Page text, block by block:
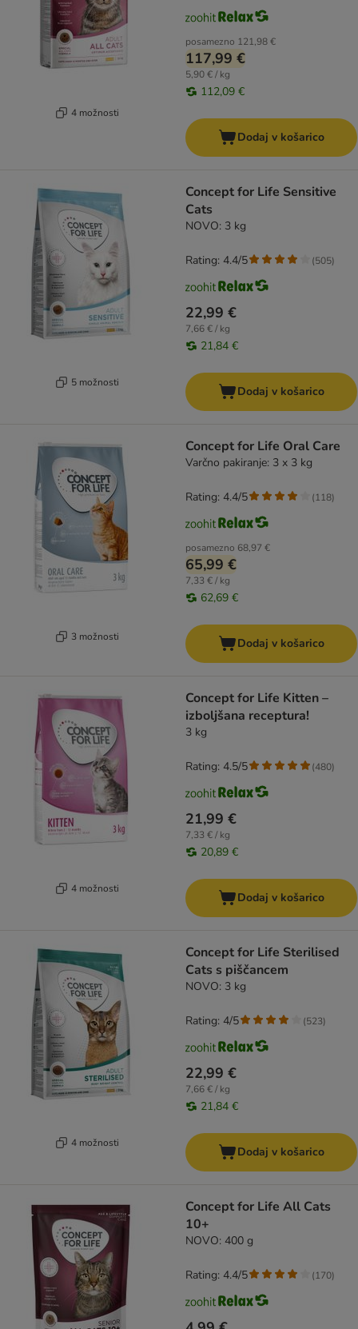
4 možnosti
posamezno 121,98 €
117,99 €
5,90 € / kg
112,09 €
Dodaj v košarico
5 možnosti
Concept for Life Sensitive
Cats
NOVO: 3 kg
22,99 €
7,66 € / kg
21,84 €
Rating: 4.4/5 (505)
Dodaj v košarico
3 možnosti
Concept for Life Oral Care
Varčno pakiranje: 3 x 3 kg
posamezno 68,97 €
65,99 €
7,33 € / kg
62,69 €
Rating: 4.4/5 (118)
Dodaj v košarico
4 možnosti
Concept for Life Kitten –
izboljšana receptura!
3 kg
21,99 €
7,33 € / kg
20,89 €
Rating: 4.5/5 (480)
Dodaj v košarico
4 možnosti
Concept for Life Sterilised
Cats s piščancem
NOVO: 3 kg
22,99 €
7,66 € / kg
21,84 €
Rating: 4/5 (523)
Dodaj v košarico
Concept for Life All Cats
10+
NOVO: 400 g
Rating: 4.4/5 (170)